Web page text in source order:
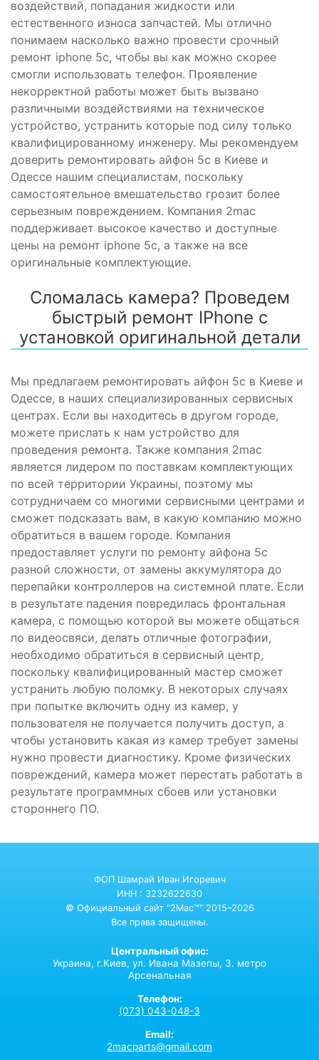
воздействий, попадания жидкости или
естественного износа запчастей. Мы отлично
понимаем насколько важно провести срочный
ремонт iphone 5c, чтобы вы как можно скорее
смогли использовать телефон. Проявление
некорректной работы может быть вызвано
различными воздействиями на техническое
устройство, устранить которые под силу только
квалифицированному инженеру. Мы рекомендуем
доверить ремонтировать айфон 5c в Киеве и
Одессе нашим специалистам, поскольку
самостоятельное вмешательство грозит более
серьезным повреждением. Компания 2mac
поддерживает высокое качество и доступные
цены на ремонт iphone 5c, а также на все
оригинальные комплектующие.
Сломалась камера? Проведем
быстрый ремонт IPhone с
установкой оригинальной детали
Мы предлагаем ремонтировать айфон 5c в Киеве и
Одессе, в наших специализированных сервисных
центрах. Если вы находитесь в другом городе,
можете прислать к нам устройство для
проведения ремонта. Также компания 2mac
является лидером по поставкам комплектующих
по всей территории Украины, поэтому мы
сотрудничаем со многими сервисными центрами и
сможет подсказать вам, в какую компанию можно
обратиться в вашем городе. Компания
предоставляет услуги по ремонту айфона 5c
разной сложности, от замены аккумулятора до
перепайки контроллеров на системной плате. Если
в результате падения повредилась фронтальная
камера, с помощью которой вы можете общаться
по видеосвяси, делать отличные фотографии,
необходимо обратиться в сервисный центр,
поскольку квалифицированный мастер сможет
устранить любую поломку. В некоторых случаях
при попытке включить одну из камер, у
пользователя не получается получить доступ, а
чтобы установить какая из камер требует замены
нужно провести диагностику. Кроме физических
повреждений, камера может перестать работать в
результате программных сбоев или установки
стороннего ПО.
ФОП Шамрай Иван Игоревич
ИНН : 3232622630
© Официальный сайт "2Mac™" 2015–2026
Все права защищены.
Центральный офис:
Украина, г.Киев, ул. Ивана Мазепы, 3. метро
Арсенальная
Телефон:
(073) 043-048-3
Email:
2macparts@gmail.com